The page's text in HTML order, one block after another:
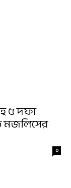
৫ দফা
মজলিসের
0